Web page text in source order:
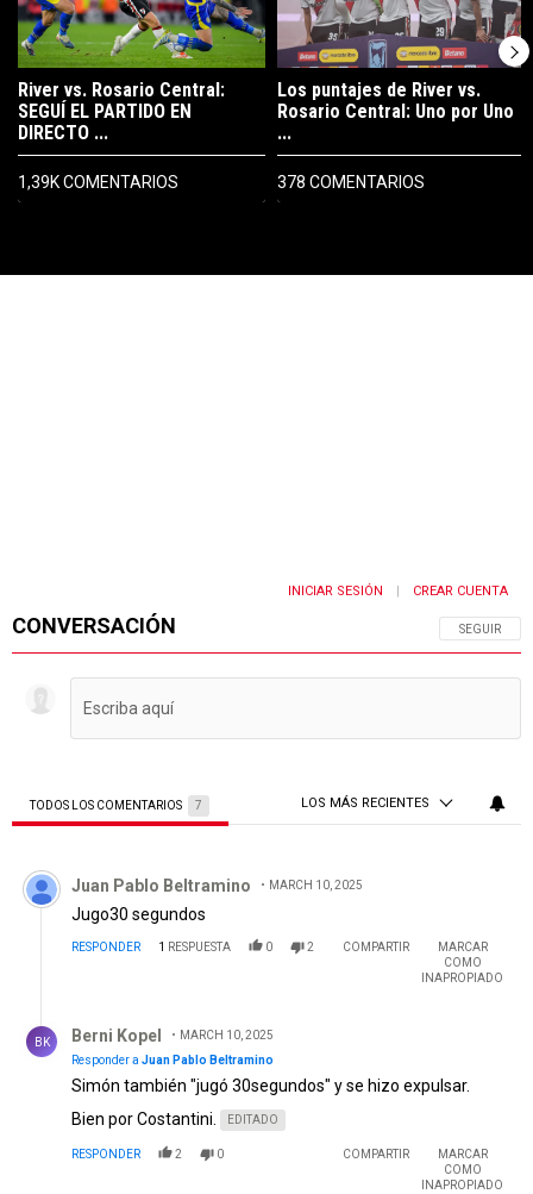
River vs. Rosario Central:
SEGUÍ EL PARTIDO EN
DIRECTO ...
1,39K COMENTARIOS
Los puntajes de River vs.
Rosario Central: Uno por Uno
...
378 COMENTARIOS
CONVERSACIÓN SIGA ESTA
SEGUIR
INICIAR SESIÓN CREAR CUENTA
TODOS LOS COMENTARIOS 7 LOS MÁS RECIENTES
Comentario de Juan Pablo Beltramino.
Juan Pablo Beltramino MARCH 10, 2025
Jugo30 segundos
RESPONDER 1 RESPUESTA 0 2 COMPARTIR
MARCAR
COMO
INAPROPIADO
BK Berni Kopel
MARCH 10, 2025
Responder a Juan Pablo Beltramino
Simón también "jugó 30segundos" y se hizo expulsar.
Bien por Costantini.
EDITADO
RESPONDER 2 0 COMPARTIR
MARCAR
COMO
INAPROPIADO